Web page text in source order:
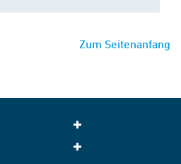
Zum Seitenanfang